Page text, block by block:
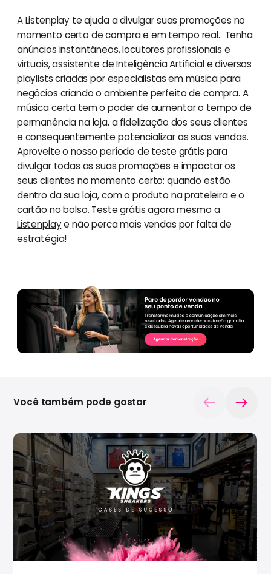
A Listenplay te ajuda a divulgar suas promoções no
momento certo de compra e em tempo real. Tenha
anúncios instantâneos, locutores profissionais e
virtuais, assistente de Inteligência Artificial e diversas
playlists criadas por especialistas em música para
negócios criando o ambiente perfeito de compra. A
música certa tem o poder de aumentar o tempo de
permanência na loja, a fidelização dos seus clientes
e consequentemente potencializar as suas vendas.
Aproveite o nosso período de teste grátis para
divulgar todas as suas promoções e impactar os
seus clientes no momento certo: quando estão
dentro da sua loja, com o produto na prateleira e o
cartão no bolso. Teste grátis agora mesmo a
Listenplaye não perca mais vendas por falta de
estratégia!
Você também pode gostar